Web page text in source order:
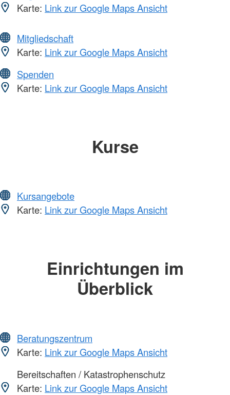
Karte: Link zur Google Maps Ansicht
Mitgliedschaft
Karte: Link zur Google Maps Ansicht
Spenden
Karte: Link zur Google Maps Ansicht
Kurse
Kursangebote
Karte: Link zur Google Maps Ansicht
Einrichtungen im
Überblick
Beratungszentrum
Karte: Link zur Google Maps Ansicht
Bereitschaften / Katastrophenschutz
Karte: Link zur Google Maps Ansicht